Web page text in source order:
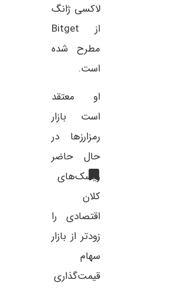
لاکسی ژانگ
از Bitget
مطرح شده
است.
او معتقد
است بازار
رمزارزها در
حال حاضر
ریسک‌های
کلان
اقتصادی را
زودتر از بازار
سهام
قیمت‌گذاری